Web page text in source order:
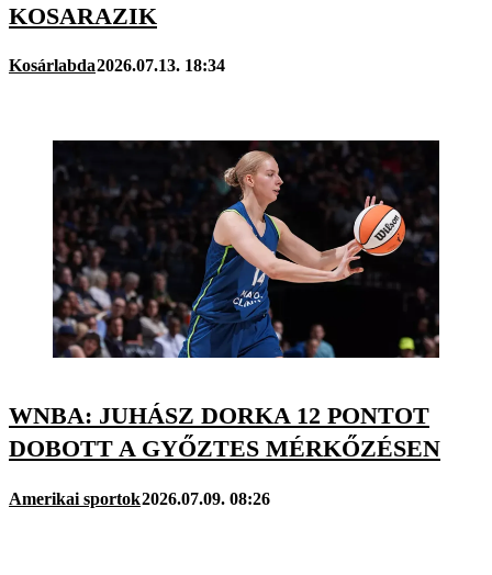
KOSARAZIK
Kosárlabda2026.07.13. 18:34
WNBA: JUHÁSZ DORKA 12 PONTOT
DOBOTT A GYŐZTES MÉRKŐZÉSEN
Amerikai sportok2026.07.09. 08:26